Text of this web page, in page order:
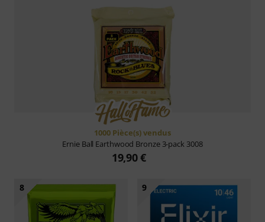
1000 Pièce(s) vendus
Ernie Ball Earthwood Bronze 3-pack 3008
19,90 €
8 9